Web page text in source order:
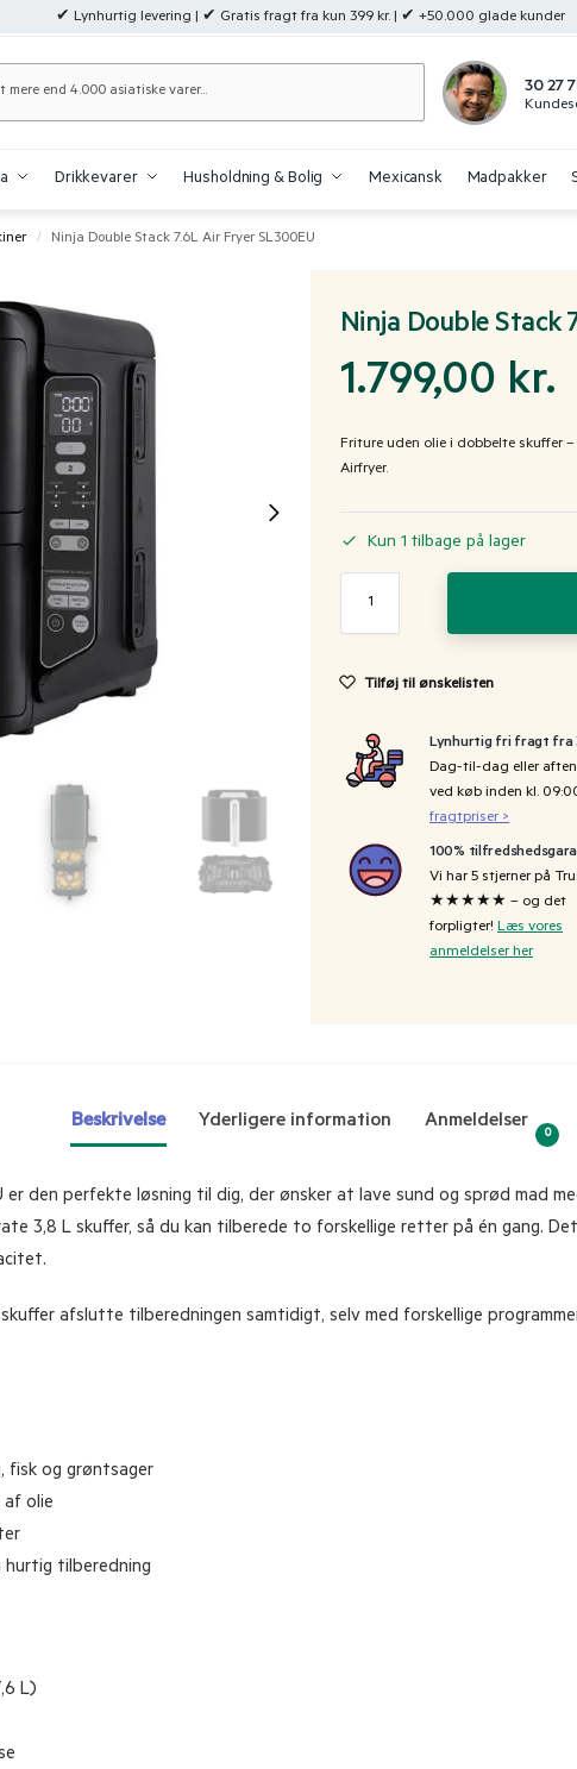
✔ Lynhurtig levering | ✔ Gratis fragt fra kun 399 kr. | ✔ +50.000 glade kunder
30 27
Drikkevarer Husholdning & Bolig Mexicansk Madpakker
/ Ninja Double Stack 7.6L Air Fryer SL300EU
Ninja Double Stack
1.799,00 kr.
Friture uden olie i dobbelte skuffer
Airfryer.
Kun 1 tilbage på lager
Tilføj til ønskelisten
Lynhurtig fri fragt fra
Dag-til-dag eller
ved køb inden kl.
fragtpriser >
100%
Vi har 5 stjerner på
★★★★★ – og det
forpligter! Læs vores
anmeldelser her
Beskrivelse Yderligere information Anmeldelser
0
er den perfekte løsning til dig, der ønsker at lave sund og sprød mad
3,8 L skuffer, så du kan tilberede to forskellige retter på én gang.
afslutte tilberedningen samtidigt, selv med forskellige
fisk og grøntsager
af olie
tilberedning
L)